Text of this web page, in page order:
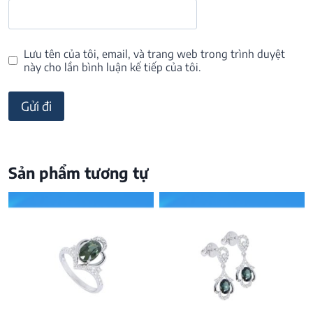
Lưu tên của tôi, email, và trang web trong trình duyệt
này cho lần bình luận kế tiếp của tôi.
Sản phẩm tương tự